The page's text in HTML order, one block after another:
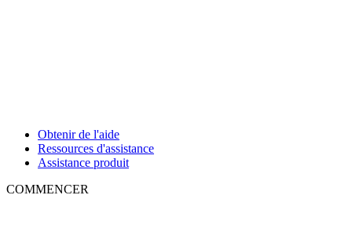
Obtenir de l'aide
Ressources d'assistance
Assistance produit
COMMENCER